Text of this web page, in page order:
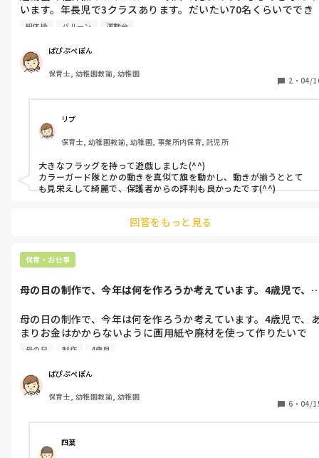
います。年長児で3クラスあります。だいたい70名くらいででき
るものがいいのですが、何か良いアイデアはありますか？？やっ
組体操 バルーン 運動会
ぱぴぷぺぽん
保育士, 幼稚園教諭, 幼稚園
2 ・ 04/
リプ
保育士, 幼稚園教諭, 幼稚園, 事業所内保育, 託児所
大きなフラッグを持って遊戯しました(^^)
カラーガード隊とかの動きを真似て旗を動かし、動きが揃うととて
も見栄えして綺麗で、保護者からの評判も良かったです(^^)
回答をもっと見る
保育・お仕事
母の日の制作で、今年は何を作ろうか考えています。4歳児で、
母の日の制作で、今年は何を作ろうか考えています。4歳児で、
まりお金はかからないように画用紙や廃材を使って作りたいで
す。お母さんが普段使えるようなものがいいのですが、何か良い
母の日 制作 4歳児
ぱぴぷぺぽん
保育士, 幼稚園教諭, 幼稚園
6 ・ 04/
四葉